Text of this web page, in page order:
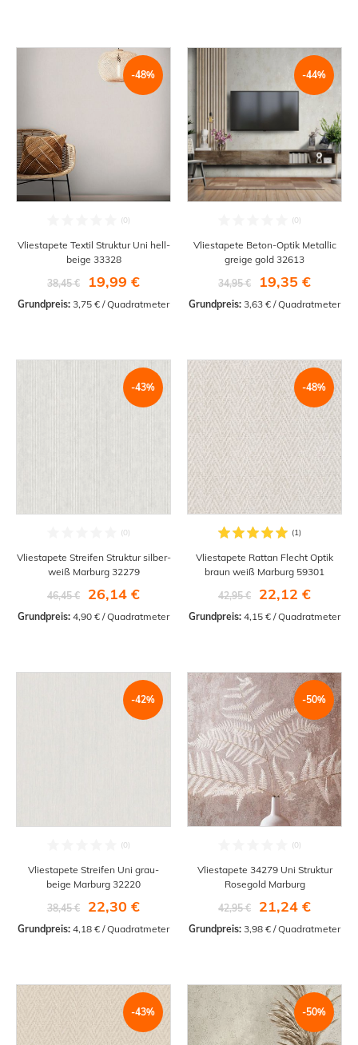
-48%
Vliestapete Textil Struktur Uni hell-
beige 33328
38,45 €
19,99 €
Grundpreis: 3,75 € / Quadratmeter
-44%
Vliestapete Beton-Optik Metallic
greige gold 32613
34,95 €
19,35 €
Grundpreis: 3,63 € / Quadratmeter
-43%
Vliestapete Streifen Struktur silber-
weiß Marburg 32279
46,45 €
26,14 €
Grundpreis: 4,90 € / Quadratmeter
-48%
Vliestapete Rattan Flecht Optik
braun weiß Marburg 59301
42,95 €
22,12 €
Grundpreis: 4,15 € / Quadratmeter
-42%
Vliestapete Streifen Uni grau-
beige Marburg 32220
38,45 €
22,30 €
Grundpreis: 4,18 € / Quadratmeter
-50%
Vliestapete 34279 Uni Struktur
Rosegold Marburg
42,95 €
21,24 €
Grundpreis: 3,98 € / Quadratmeter
-43% -50%